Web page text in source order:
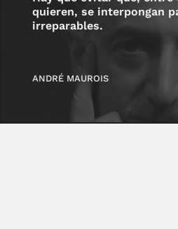
quieren, se interpongan
irreparables.
ANDRÉ MAUROIS